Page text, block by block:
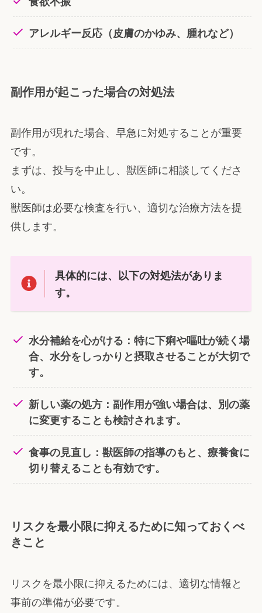
アレルギー反応（皮膚のかゆみ、腫れなど）
副作用が起こった場合の対処法
副作用が現れた場合、早急に対処することが重要
です。
まずは、投与を中止し、獣医師に相談してくださ
い。
獣医師は必要な検査を行い、適切な治療方法を提
供します。
具体的には、以下の対処法がありま
す。
水分補給を心がける：特に下痢や嘔吐が続く場
合、水分をしっかりと摂取させることが大切で
す。
新しい薬の処方：副作用が強い場合は、別の薬
に変更することも検討されます。
食事の見直し：獣医師の指導のもと、療養食に
切り替えることも有効です。
リスクを最小限に抑えるために知っておくべ
きこと
リスクを最小限に抑えるためには、適切な情報と
事前の準備が必要です。